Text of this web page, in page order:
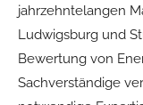
jahrzehntelangen
Ludwigsburg und
Bewertung von
Sachverständige